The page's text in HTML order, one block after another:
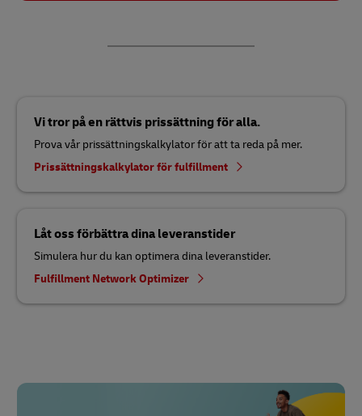
Vi tror på en rättvis prissättning för alla.
Prova vår prissättningskalkylator för att ta reda på mer.
Prissättningskalkylator för fulfillment
Låt oss förbättra dina leveranstider
Simulera hur du kan optimera dina leveranstider.
Fulfillment Network Optimizer